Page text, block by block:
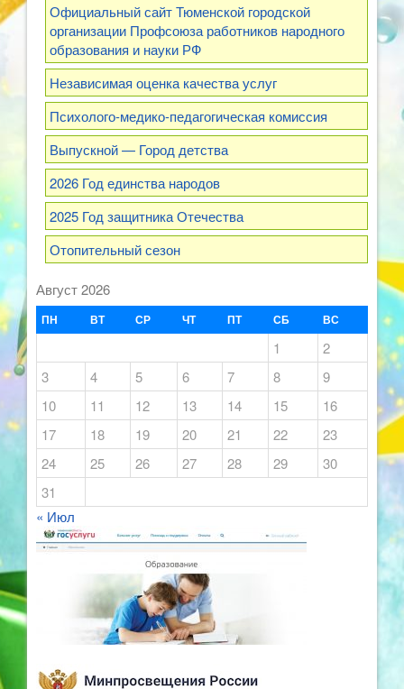
Официальный сайт Тюменской городской
организации Профсоюза работников народного
образования и науки РФ
Независимая оценка качества услуг
Психолого-медико-педагогическая комиссия
Выпускной — Город детства
2026 Год единства народов
2025 Год защитника Отечества
Отопительный сезон
Август 2026
ПН ВТ СР ЧТ ПТ СБ ВС
1
2
3
4 5 6 7 8
9
10
11 12 13 14 15
16
17
18 19 20 21 22
23
24
25 26 27 28 29
30
31
« Июл